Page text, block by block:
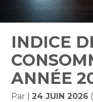
INDICE
ANNÉE
Par |24 JUIN 2026